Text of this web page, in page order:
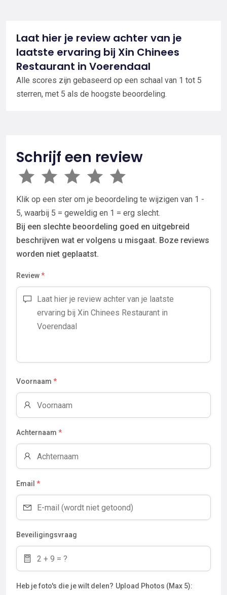
Laat hier je review achter van je
laatste ervaring bij Xin Chinees
Restaurant in Voerendaal
Alle scores zijn gebaseerd op een schaal van 1 tot 5
sterren, met 5 als de hoogste beoordeling.
Schrijf een review
Klik op een ster om je beoordeling te wijzigen van 1 -
5, waarbij 5 = geweldig en 1 = erg slecht.
Bij een slechte beoordeling goed en uitgebreid
beschrijven wat er volgens u misgaat. Boze reviews
worden niet geplaatst.
Review*
Voornaam *
Achternaam *
Email *
Beveiligingsvraag
Heb je foto's die je wilt delen? Upload Photos (Max 5):